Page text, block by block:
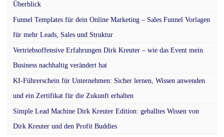
Überblick
Funnel Templates für dein Online Marketing – Sales Funnel Vorlagen
für mehr Leads, Sales und Struktur
Vertriebsoffensive Erfahrungen Dirk Kreuter – wie das Event mein
Business nachhaltig verändert hat
KI-Führerschein für Unternehmen: Sicher lernen, Wissen anwenden
und ein Zertifikat für die Zukunft erhalten
Simple Lead Machine Dirk Kreuter Edition: geballtes Wissen von
Dirk Kreuter und den Profit Buddies